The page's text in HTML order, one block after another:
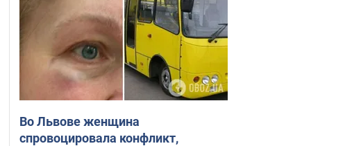
Во Львове женщина
спровоцировала конфликт,